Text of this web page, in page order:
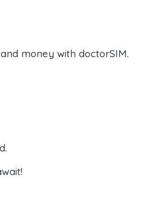
money with doctorSIM.